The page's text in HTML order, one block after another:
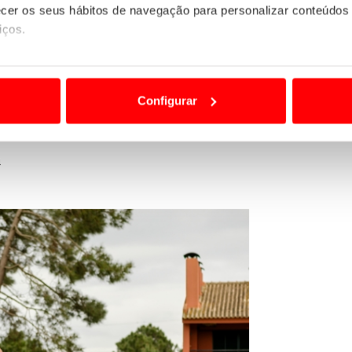
os seus hábitos de navegação para personalizar
a sua experiência digital, personalizar conteúdos e
bem como para analisar dados de navegação no nosso
internacionais de dados pessoais serão realizadas
afigure estritamente necessário no contexto dos serviços a
certo tipo de Cookies e tecnologias similares pode ter impacto
disponibilizados.
Configurar